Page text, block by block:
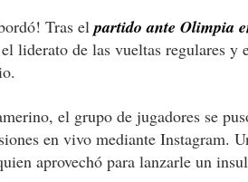
Tras el partido ante Olimpia
liderato de las vueltas regulares y
el grupo de jugadores se
en vivo mediante Instagram.
aprovechó para lanzarle un